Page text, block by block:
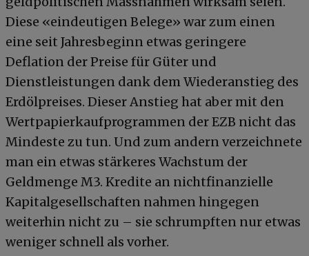
Diese «eindeutigen Belege» war zum einen
eine seit Jahresbeginn etwas geringere
Deflation der Preise für Güter und
Dienstleistungen dank dem Wiederanstieg des
Erdölpreises. Dieser Anstieg hat aber mit den
Wertpapierkaufprogrammen der EZB nicht das
Mindeste zu tun. Und zum andern verzeichnete
man ein etwas stärkeres Wachstum der
Geldmenge M3. Kredite an nichtfinanzielle
Kapitalgesellschaften nahmen hingegen
weiterhin nicht zu – sie schrumpften nur etwas
weniger schnell als vorher.